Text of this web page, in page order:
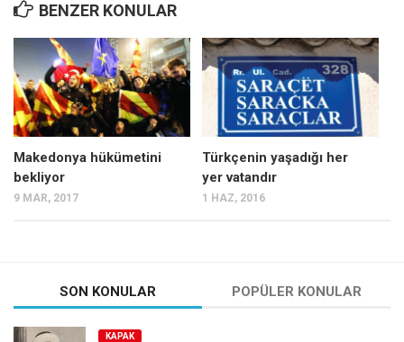
BENZER KONULAR
Makedonya hükümetini
bekliyor
9 MAR, 2017
Türkçenin yaşadığı her
yer vatandır
1 HAZ, 2016
SON KONULAR POPÜLER KONULAR
KAPAK